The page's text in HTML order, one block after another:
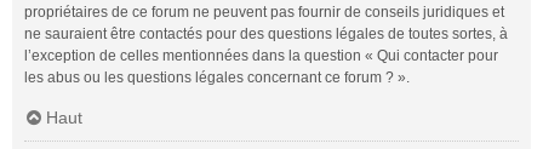
propriétaires de ce forum ne peuvent pas fournir de conseils juridiques et
ne sauraient être contactés pour des questions légales de toutes sortes, à
l’exception de celles mentionnées dans la question « Qui contacter pour
les abus ou les questions légales concernant ce forum ? ».
Haut